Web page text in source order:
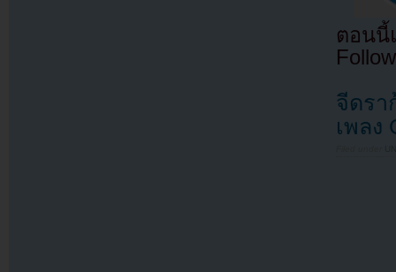
ตอนนี้
จีดรา
เพลง